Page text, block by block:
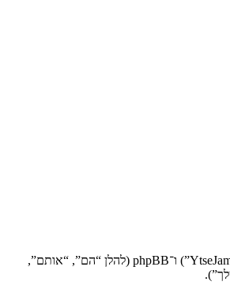
הסכם זה מסביר בפירוט כיצד “YtseJammers Israel” יחד עם החברות הקשורות אליה (להלן “אנחנו”, “אותנו”, “שלנו”, “YtseJammers Israel”, “https://www.dreamtheater.co.il/forums”) ו־phpBB (להלן “הם”, “אותם”,